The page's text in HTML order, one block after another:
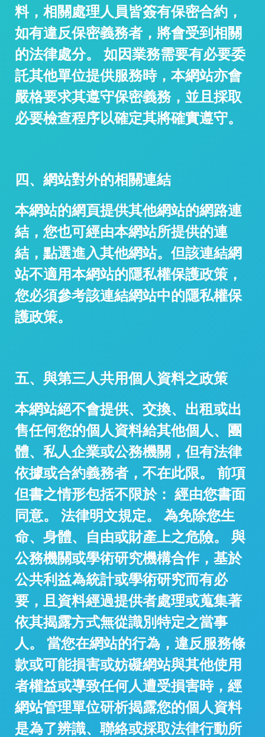
料，相關處理人員皆簽有保密合約，
如有違反保密義務者，將會受到相關
的法律處分。 如因業務需要有必要委
託其他單位提供服務時，本網站亦會
嚴格要求其遵守保密義務，並且採取
必要檢查程序以確定其將確實遵守。
四、網站對外的相關連結
本網站的網頁提供其他網站的網路連
結，您也可經由本網站所提供的連
結，點選進入其他網站。但該連結網
站不適用本網站的隱私權保護政策，
您必須參考該連結網站中的隱私權保
護政策。
五、與第三人共用個人資料之政策
本網站絕不會提供、交換、出租或出
售任何您的個人資料給其他個人、團
體、私人企業或公務機關，但有法律
依據或合約義務者，不在此限。 前項
但書之情形包括不限於： 經由您書面
同意。 法律明文規定。 為免除您生
命、身體、自由或財產上之危險。 與
公務機關或學術研究機構合作，基於
公共利益為統計或學術研究而有必
要，且資料經過提供者處理或蒐集著
依其揭露方式無從識別特定之當事
人。 當您在網站的行為，違反服務條
款或可能損害或妨礙網站與其他使用
者權益或導致任何人遭受損害時，經
網站管理單位研析揭露您的個人資料
是為了辨識、聯絡或採取法律行動所